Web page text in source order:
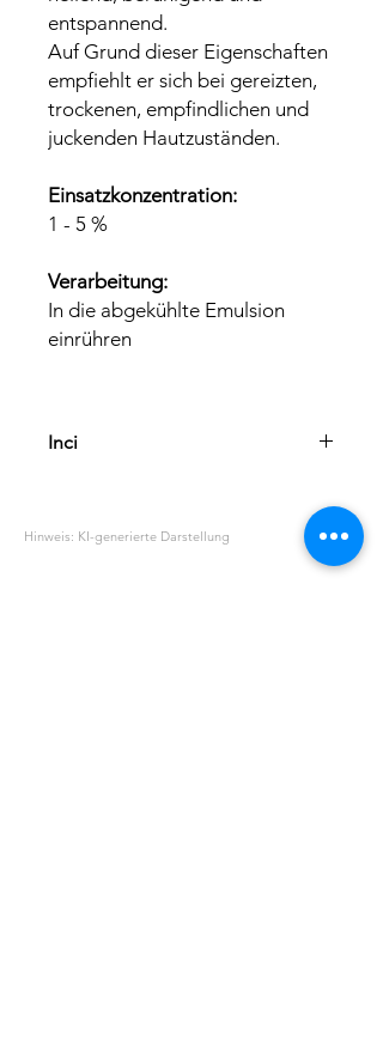
entspannend.
Auf Grund dieser Eigenschaften
empfiehlt er sich bei gereizten,
trockenen, empfindlichen und
juckenden Hautzuständen.
Einsatzkonzentration:
1 - 5 %
Verarbeitung:
In die abgekühlte Emulsion
einrühren
Inci
Rosmarinus Officinalis (Rosemary)
Hinweis: KI-generierte Darstellung